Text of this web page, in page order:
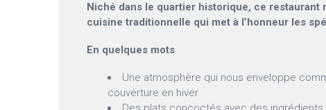
Niché dans le quartier historique, ce restaurant
cuisine traditionnelle qui met à l’honneur les
En quelques mots
Une atmosphère qui nous enveloppe
couverture en hiver